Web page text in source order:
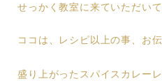
せっかく教室に来ていただいて
ココは、レシピ以上の事、お
盛り上がったスパイスカレーレ